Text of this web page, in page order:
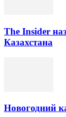
The Insider
Казахстана
Новогодний